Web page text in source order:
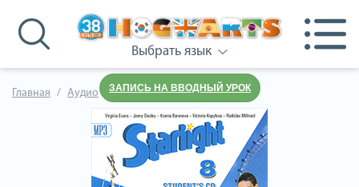
Выбрать язык
ЗАПИСЬ НА ВВОДНЫЙ УРОК
Главная Аудио